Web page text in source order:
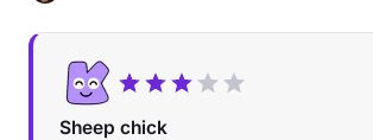
Sheep chick